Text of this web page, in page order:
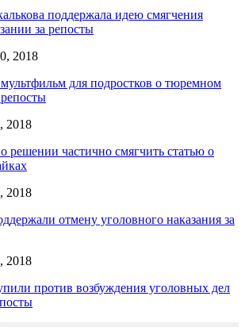
поддержала идею смягчения
за репосты
2018
для подростков о тюремном
2018
частично смягчить статью о
2018
отмену уголовного наказания за
2018
против возбуждения уголовных дел